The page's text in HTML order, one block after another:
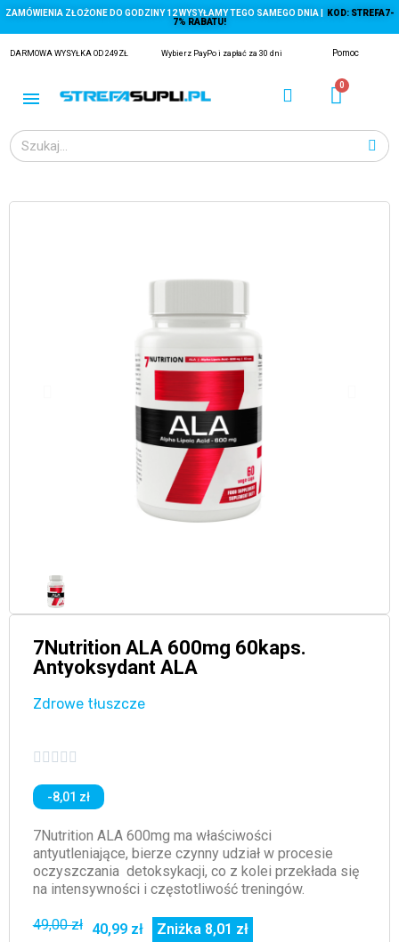
ZAMÓWIENIA ZŁOŻONE DO GODZINY 12 WYSYŁAMY TEGO SAMEGO DNIA |
KOD: STREFA7-
7% RABATU!
DARMOWA WYSYŁKA OD 249ZŁ Wybierz PayPo i zapłać za 30 dni Pomoc
7Nutrition ALA 600mg 60kaps.
Antyoksydant ALA
Zdrowe tłuszcze
    
-8,01 zł
7Nutrition ALA 600mg ma właściwości
antyutleniające, bierze czynny udział w procesie
oczyszczania detoksykacji, co z kolei przekłada się
na intensywności i częstotliwość treningów.
49,00 zł 40,99 zł Zniżka 8,01 zł